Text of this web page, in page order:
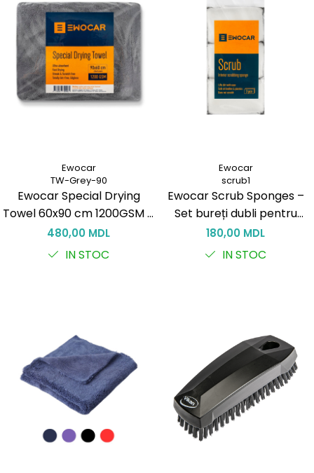
Ewocar
TW-Grey-90
Ewocar Special Drying
Towel 60x90 cm 1200GSM –
Prosop premium de uscare
1200 GSM, ultra-absorbant
480,00 MDL
IN STOC
Ewocar
scrub1
Ewocar Scrub Sponges –
Set bureți dubli pentru
curățarea interiorului (3
buc.)
180,00 MDL
IN STOC